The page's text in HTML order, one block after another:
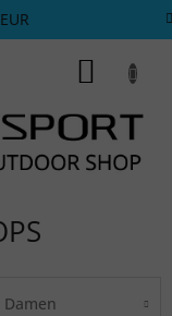
Damen